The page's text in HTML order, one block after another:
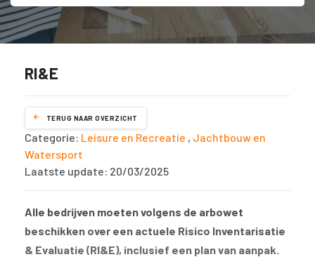
RI&E
TERUG NAAR OVERZICHT
Categorie: Leisure en Recreatie , Jachtbouw en
Watersport
Laatste update: 20/03/2025
Alle bedrijven moeten volgens de arbowet
beschikken over een actuele Risico Inventarisatie
& Evaluatie (RI&E), inclusief een plan van aanpak.